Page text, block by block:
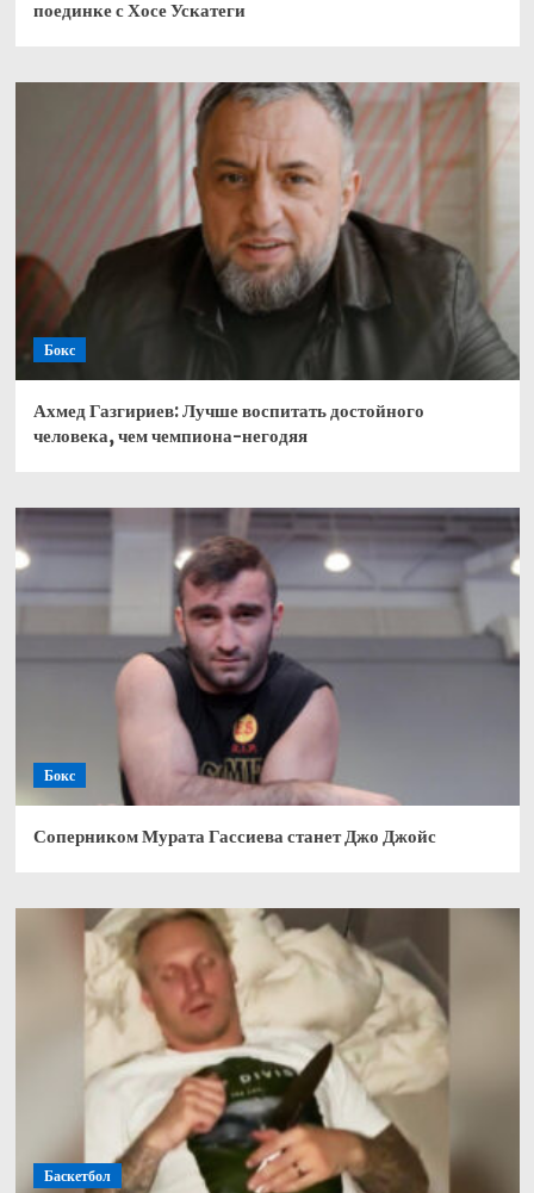
поединке с Хосе Ускатеги
Бокс
Ахмед Газгириев: Лучше воспитать достойного
человека, чем чемпиона-негодяя
Бокс
Соперником Мурата Гассиева станет Джо Джойс
Баскетбол